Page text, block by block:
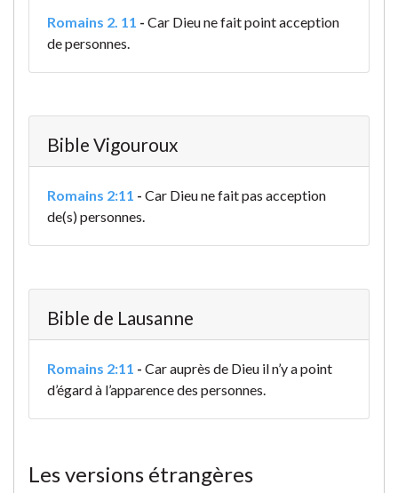
Romains 2. 11 - Car Dieu ne fait point acception
de personnes.
Bible Vigouroux
Romains 2:11 - Car Dieu ne fait pas acception
de(s) personnes.
Bible de Lausanne
Romains 2:11 - Car auprès de Dieu il n’y a point
d’égard à l’apparence des personnes.
Les versions étrangères